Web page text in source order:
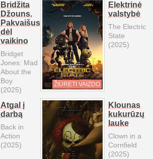
Bridžita
Džouns.
Pakvaišusi
dėl
vaikino
Bridget
Jones: Mad
About the
Boy
(2025)
ŽIŪRĖTI VAIZDO
Elektrinė
valstybė
The Electric
State
(2025)
Atgal į
darbą
Back in
Action
(2025)
Klounas
kukurūzų
lauke
Clown in a
Cornfield
(2025)